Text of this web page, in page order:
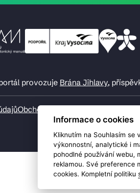
provozuje Brána Jihlavy,
Obchodní podmínky
Informace o cookies
Kliknutím na Souhlasím se
výkonnostní, analytické i
pohodlné používání webu,
reklamou. Své preference
cookies. Kompletní politiku